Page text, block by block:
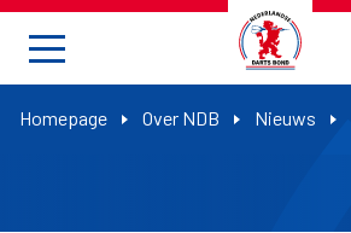
Homepage Over NDB Nieuws